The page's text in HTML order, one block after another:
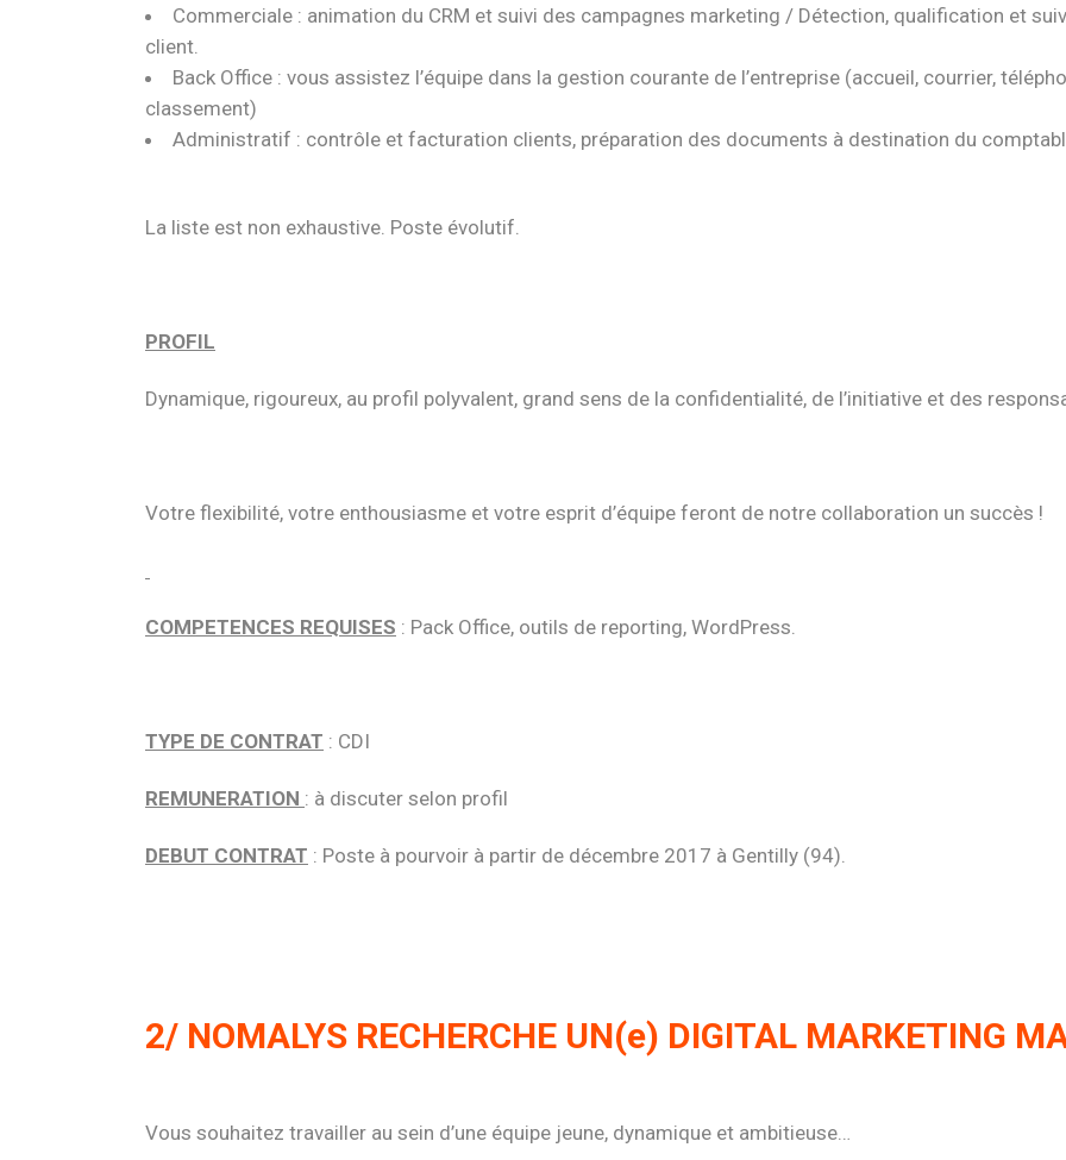
Commerciale : animation du CRM et suivi des campagnes marketing / Détection, qualification et
client.
Back Office : vous assistez l’équipe dans la gestion courante de l’entreprise (accueil, courrier,
classement)
Administratif : contrôle et facturation clients, préparation des documents à destination du
La liste est non exhaustive. Poste évolutif.
PROFIL
Dynamique, rigoureux, au profil polyvalent, grand sens de la confidentialité, de l’initiative et des
Votre flexibilité, votre enthousiasme et votre esprit d’équipe feront de notre collaboration un succès !
COMPETENCES REQUISES : Pack Office, outils de reporting, WordPress.
TYPE DE CONTRAT : CDI
REMUNERATION : à discuter selon profil
DEBUT CONTRAT : Poste à pourvoir à partir de décembre 2017 à Gentilly (94).
2/ NOMALYS RECHERCHE UN(e) DIGITAL MARKETING
Vous souhaitez travailler au sein d’une équipe jeune, dynamique et ambitieuse…